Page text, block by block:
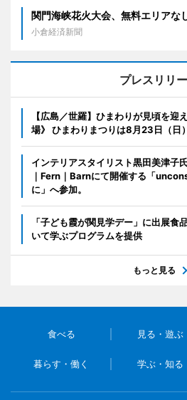
関門海峡花火大会、無料エリアな
小倉経済新聞
プレスリリ
【広島／世羅】ひまわりが見頃を迎
場》 ひまわりまつりは8月23日（日
インテリアスタイリスト黒田美津
｜Fern｜Barnにて開催する「
に」へ参加。
「子ども霞が関見学デー」に出展食
いて学ぶプログラムを提供
もっと見る
食べる 見る・遊ぶ
暮らす・働く 学ぶ・知る